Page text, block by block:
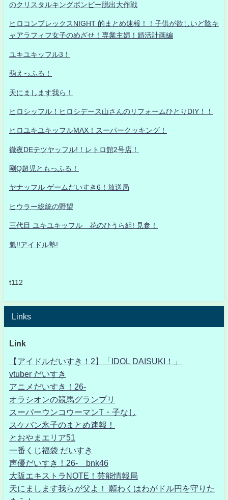
のクリスタルキングボンビー脱出大作戦
ヒロコンプレックスNIGHT 的まとめ速報！！子供が欲しいど陰キ
ャアラフィフ女子のめざせ！専業主婦！婚活計画編
ユキユキッフル3！
萌えっふる！
天にまします我ら！
ヒロシッフル！ヒロシデース山さんのリフォームひとりDIY！！
ヒロユキユキッフルMAX！スーパークッキング！
徹夜DEテツヤッフル!！レトロ館2号店！
剛Q超児ともっふる！
ヤナッフル ゲームだいすき6！放送局
ヒウラー総統の野望
三代目 ユキユキッフル 花のひうら組! 見参！
魁!!アイドル塾!
t112
Links
Link
【アイドルだいすき！2】「IDOL DAISUKI！」
vtuber だいすき
アニメだいすき！26-
オラシオンの競馬グランプリ
スーパーウンコウーマンT・子なし
スケバン氷子のまとめ速報！
とおやまエリア51
一番くじ福袋 だいすき
声優だいすき！26- bnk46
大阪エキストラNOTE！芸能情報局
天にまします我らが父よ！ 願わくはわがドル円を守りた